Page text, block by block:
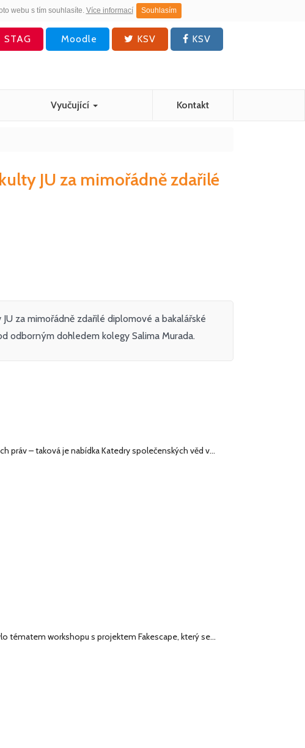
webu s tím souhlasíte. Více informací Souhlasím
STAG Moodle KSV KSV
Vyučující Kontakt
JU za mimořádně zdařilé
za mimořádně zdařilé diplomové a bakalářské
odborným dohledem kolegy Salima Murada.
práv – taková je nabídka Katedry společenských věd v…
tématem workshopu s projektem Fakescape, který se…